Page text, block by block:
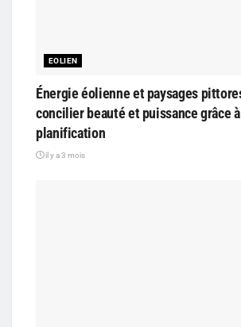
EOLIEN
Énergie éolienne et paysages
concilier beauté et puissance grâce
planification
il y a 3 mois